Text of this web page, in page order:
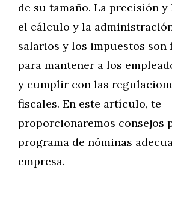
de su tamaño. La precisión
el cálculo y la
salarios y los impuestos son
para mantener a los
y cumplir con las
fiscales. En este artículo, te
proporcionaremos consejos
programa de nóminas
empresa.